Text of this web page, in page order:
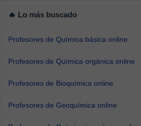
🔥 Lo más buscado
Profesores de Química básica online
Profesores de Química orgánica online
Profesores de Bioquímica online
Profesores de Geoquímica online